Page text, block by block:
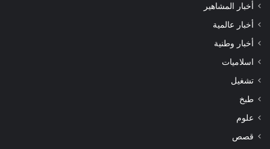
أخبار المشاهير
أخبار عالمية
أخبار وطنية
اسلاميات
تشغيل
طبخ
علوم
قصص